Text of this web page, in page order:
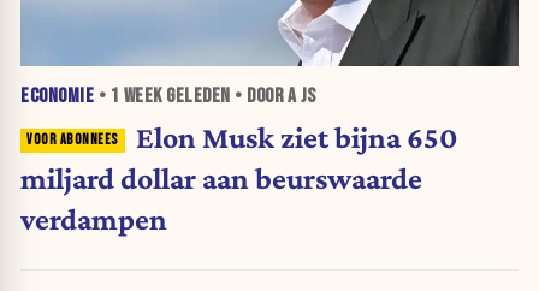
ECONOMIE • 1 WEEKGELEDEN • DOOR A JS
Elon Musk ziet bijna 650
miljard dollar aan beurswaarde
verdampen